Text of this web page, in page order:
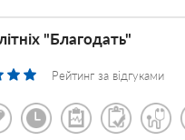
"Благодать"
Рейтинг за відгуками